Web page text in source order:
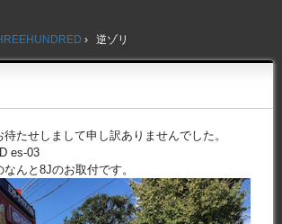
› 逆ゾリ
たせしまして申し訳ありませんでした。
es-03
んと8Jのお取付です。